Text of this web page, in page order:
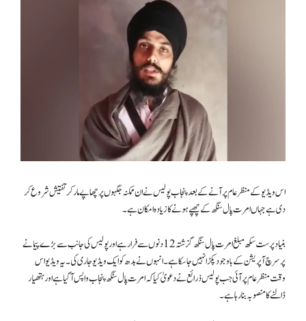
اس ویڈیو کے منظر عام پر آنے کے بعد پنجاب پولیس نے ان ممکنہ جگہوں پر چھاپے مار کر تفتیش شروع کر
دی ہے جہاں امرت پال سنگھ کے چھپے ہونے کا زیادہ امکان ہے۔
بنیاد پرست سکھ مبلغ امرت پال سنگھ گزشتہ 12 دنوں سے فرار ہے اور پولیس کی جانب سے بڑے پیمانے
پر سرچ آپریشن کے باوجود پکڑا نہیں جا سکا ہے۔ انہوں نے بدھ کو ایک ویڈیو جاری کی۔ یہ ویڈیو اس
وقت منظر عام پر آئی جب پولیس ذرائع نے دعویٰ کیا کہ امرت پال سنگھ پنجاب واپس آگیا ہے اور ہتھیار
ڈالنے کا منصوبہ بنا رہا ہے۔